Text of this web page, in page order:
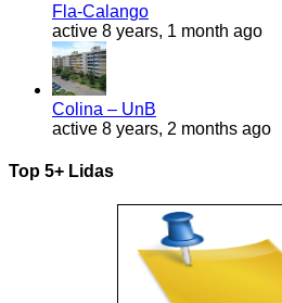
Fla-Calango
active 8 years, 1 month ago
Colina – UnB
active 8 years, 2 months ago
Top 5+ Lidas